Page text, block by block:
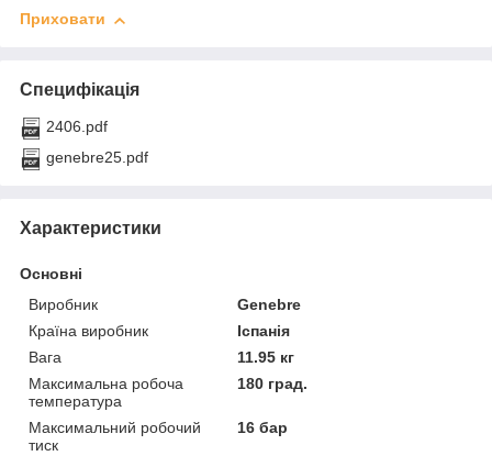
Приховати
Специфікація
2406.pdf
genebre25.pdf
Характеристики
Основні
Виробник
Genebre
Країна виробник
Іспанія
Вага
11.95 кг
Максимальна робоча
температура
180 град.
Максимальний робочий
тиск
16 бар